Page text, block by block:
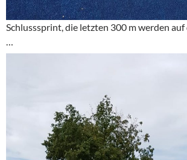
Schlusssprint, die letzten 300 m werden auf